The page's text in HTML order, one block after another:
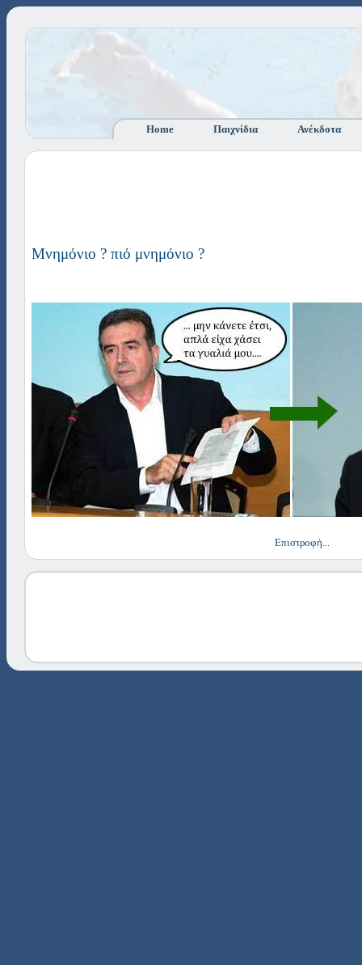
Home Παιχνίδια Ανέκδοτα
Μνημόνιο ? πιό μνημόνιο ?
Επιστροφή...